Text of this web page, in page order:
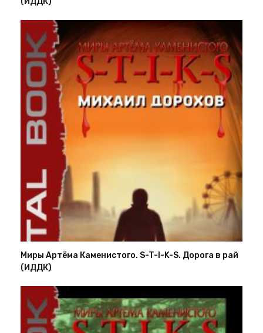
Миры Артёма Каменистого. S-T-I-K-S. Дорога в рай
(ИДДК)